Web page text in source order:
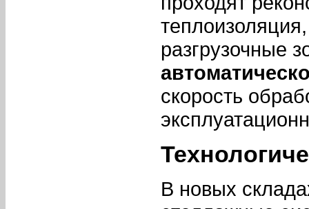
разгрузочные
скорость
В новых